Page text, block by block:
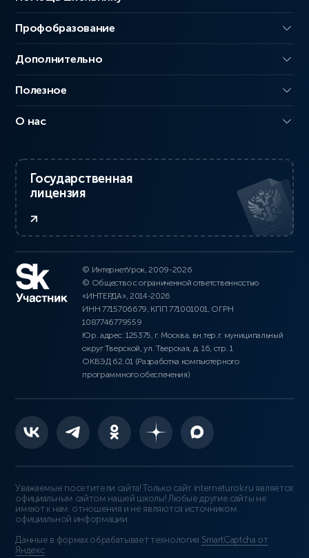
Профобразование
Дополнительно
Полезное
О нас
Государственная
лицензия
© ИнтернетУрок, 2009-2026
© Общество с ограниченной ответственностью
«ИНТЕРДА», 2014-2026
ИНН 7715706679, КПП 771001001, ОГРН
1087746779559
Юр. адрес: 125375, г. Москва, вн.тер.г. муниципальный
округ Тверской, ул. Тверская, д. 16, стр. 1
ОКВЭД 62.01 (Разработка компьютерного
программного обеспечения)
Уважаемые посетители сайта! Только сайт interneturok.ru является
официальным сайтом нашей школы! Любые другие сайты не
имеют к нам отношения и не являются источником
официальной информации.
Данные в формах обрабатывает технология SmartCaptcha от
Яндекс